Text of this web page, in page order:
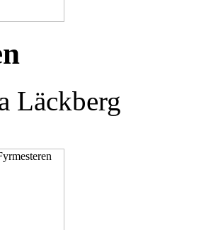
Läckberg